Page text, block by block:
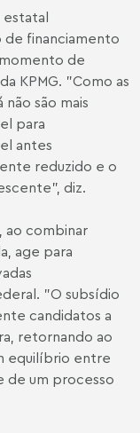
estatal
financiamento
de
KPMG. "Como as
são mais
para
antes
reduzido e o
diz.
ao combinar
age para
"O subsídio
candidatos a
retornando ao
equilíbrio entre
de um processo